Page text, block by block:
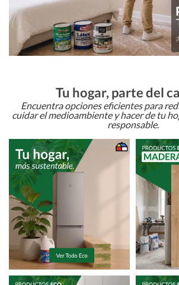
Tu hogar, parte del
Encuentra opciones eficientes para
cuidar el medioambiente y hacer de tu
responsable.